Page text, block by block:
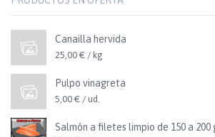
Canailla hervida
25,00 € / kg
Pulpo vinagreta
5,00 € / ud.
Salmón a filetes limpio de 150 a 200